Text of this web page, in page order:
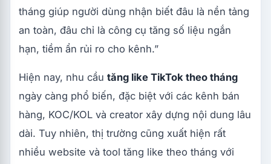
tháng giúp người dùng nhận biết đâu là nền tảng
an toàn, đâu chỉ là công cụ tăng số liệu ngắn
hạn, tiềm ẩn rủi ro cho kênh.”
Hiện nay, nhu cầu tăng like TikTok theo tháng
ngày càng phổ biến, đặc biệt với các kênh bán
hàng, KOC/KOL và creator xây dựng nội dung lâu
dài. Tuy nhiên, thị trường cũng xuất hiện rất
nhiều website và tool tăng like theo tháng với